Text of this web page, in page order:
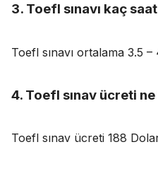
3. Toefl sınavı kaç
Toefl sınavı ortalama 3.5
4. Toefl sınav ücreti
Toefl sınav ücreti 188